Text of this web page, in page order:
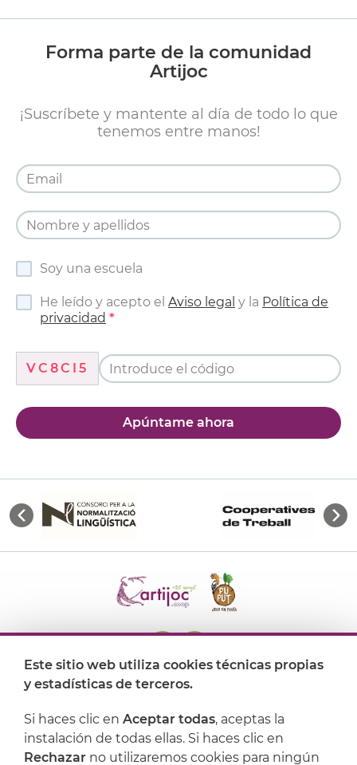
Forma parte de la comunidad
Artijoc
¡Suscríbete y mantente al día de todo lo que
tenemos entre manos!
Soy una escuela
He leído y acepto el Aviso legal y la Política de
privacidad
VC8CI5
Apúntame ahora
Dónde encontrarnos
Artijoc
Este sitio web utiliza cookies técnicas propias
y estadísticas de terceros.
Si haces clic en Aceptar todas, aceptas la
instalación de todas ellas. Si haces clic en
Rechazar no utilizaremos cookies para ningún